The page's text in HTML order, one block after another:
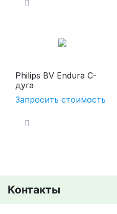
Philips BV Endura C-
дуга
Запросить стоимость
Контакты